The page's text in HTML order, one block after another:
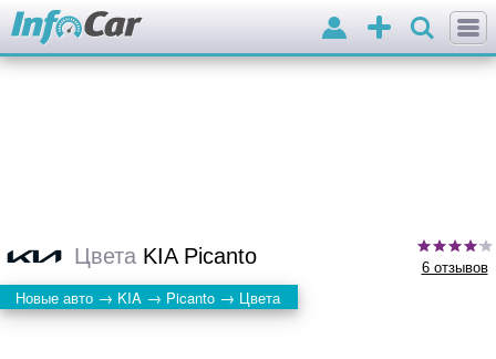
Добавить
объявление
Войти
Цвета KIA Picanto 6 отзывов
Новые авто → KIA → Picanto → Цвета